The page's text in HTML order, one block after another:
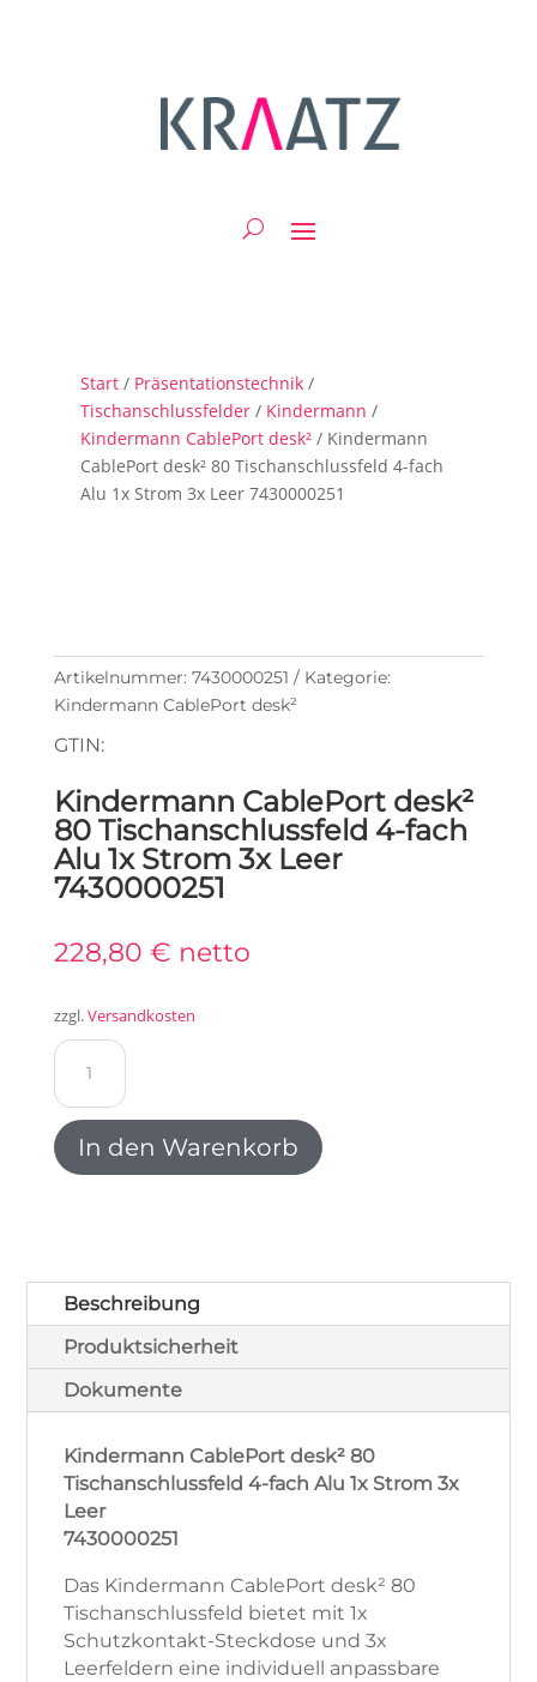
Start / Präsentationstechnik /
Tischanschlussfelder / Kindermann /
Kindermann CablePort desk² / Kindermann
CablePort desk² 80 Tischanschlussfeld 4-fach
Alu 1x Strom 3x Leer 7430000251
Artikelnummer: 7430000251
Kategorie:
Kindermann CablePort desk²
GTIN:
Kindermann CablePort desk²
80 Tischanschlussfeld 4-fach
Alu 1x Strom 3x Leer
7430000251
228,80 € netto
zzgl.Versandkosten
Kindermann
CablePort
desk²
80
Tischanschlussfeld
Strom
3x
Leer
7430000251
Menge
In den Warenkorb
Beschreibung
Produktsicherheit
Dokumente
Kindermann CablePort desk² 80
Tischanschlussfeld 4-fach Alu 1x Strom 3x
Leer
7430000251
Das Kindermann CablePort desk² 80
Tischanschlussfeld bietet mit 1x
Schutzkontakt-Steckdose und 3x
Leerfeldern eine individuell anpassbare